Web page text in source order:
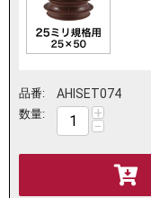
品番: AHISET074
数量: +
−